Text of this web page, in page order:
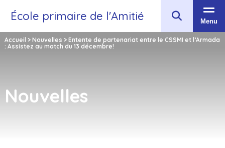
École primaire de l'Amitié Menu
Accueil > Nouvelles > Entente de partenariat entre le CSSMI et l’Armada
: Assistez au match du 13 décembre!
Nouvelles